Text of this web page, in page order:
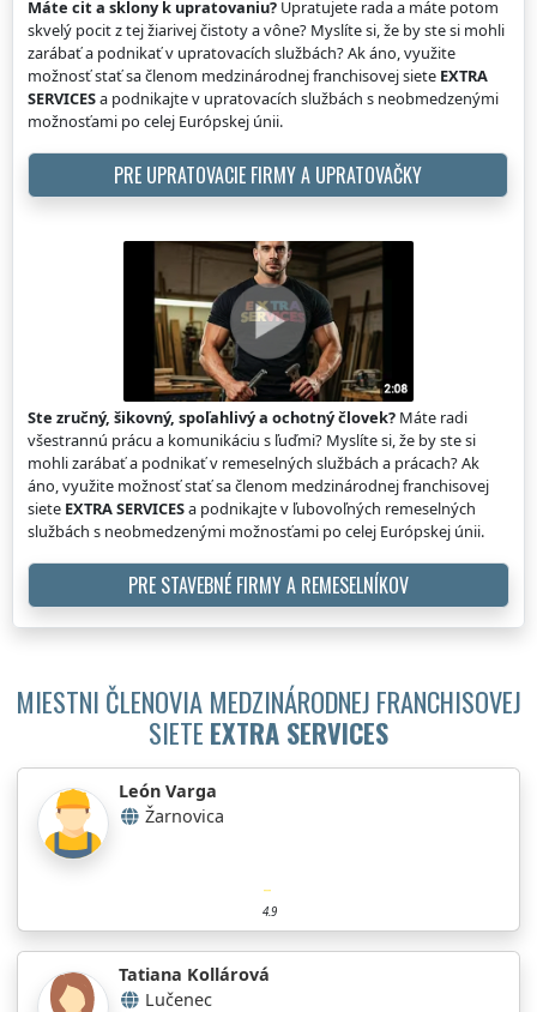
Máte cit a sklony k upratovaniu? Upratujete rada a máte potom
skvelý pocit z tej žiarivej čistoty a vône? Myslíte si, že by ste si mohli
zarábať a podnikať v upratovacích službách? Ak áno, využite
možnosť stať sa členom medzinárodnej franchisovej siete EXTRA
SERVICESa podnikajte v upratovacích službách s neobmedzenými
možnosťami po celej Európskej únii.
PRE UPRATOVACIE FIRMY A UPRATOVAČKY
Ste zručný, šikovný, spoľahlivý a ochotný človek? Máte radi
všestrannú prácu a komunikáciu s ľuďmi? Myslíte si, že by ste si
mohli zarábať a podnikať v remeselných službách a prácach? Ak
áno, využite možnosť stať sa členom medzinárodnej franchisovej
siete EXTRA SERVICESa podnikajte v ľubovoľných remeselných
službách s neobmedzenými možnosťami po celej Európskej únii.
PRE STAVEBNÉ FIRMY A REMESELNÍKOV
MIESTNI ČLENOVIA MEDZINÁRODNEJ FRANCHISOVEJ
SIETE EXTRA SERVICES
León Varga
Žarnovica
4.9
Tatiana Kollárová
Lučenec